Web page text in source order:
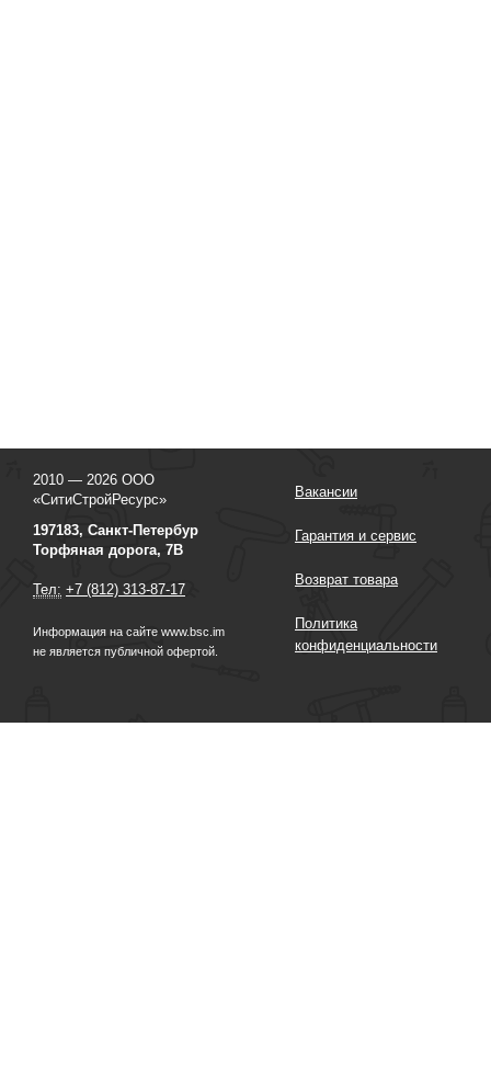
2010 — 2026 ООО
«СитиСтройРесурс»
197183, Санкт-Петербур
Торфяная дорога, 7В
Тел: +7 (812) 313-87-17
Информация на сайте www.bsc.im
не является публичной офертой.
Вакансии
Гарантия и сервис
Возврат товара
Политика
конфиденциальности